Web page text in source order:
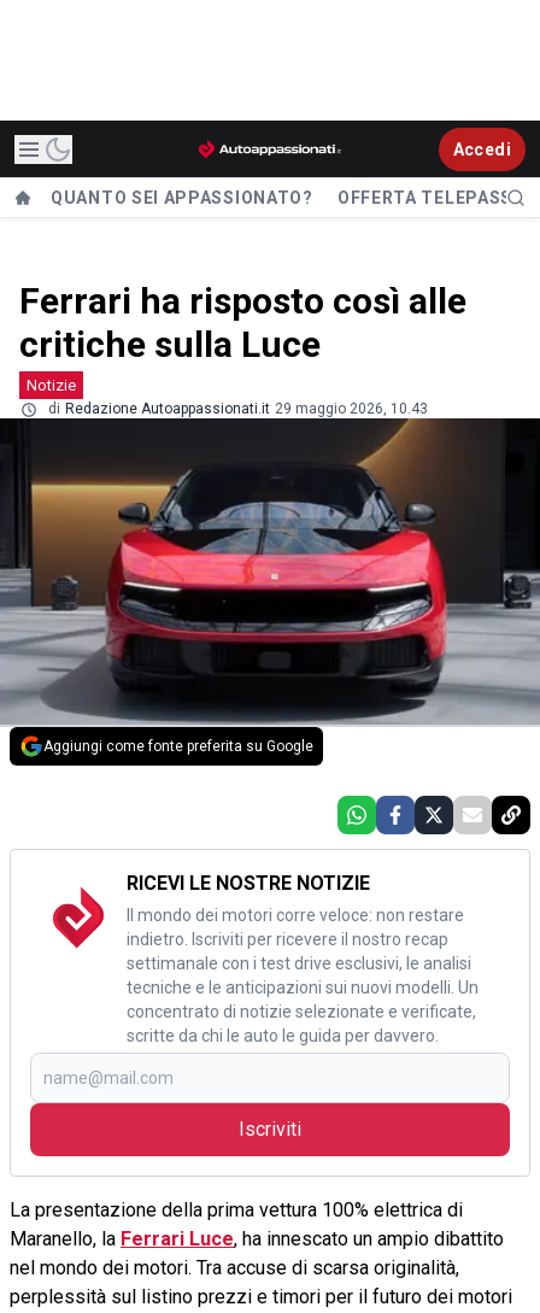
Accedi
QUANTO SEI APPASSIONATO? OFFERTA TELEPASS
Ferrari ha risposto così alle
critiche sulla Luce
Notizie
di Redazione Autoappassionati.it 29 maggio 2026, 10.43
Aggiungi come fonte preferita su Google
RICEVI LE NOSTRE NOTIZIE
Il mondo dei motori corre veloce: non restare
indietro. Iscriviti per ricevere il nostro recap
settimanale con i test drive esclusivi, le analisi
tecniche e le anticipazioni sui nuovi modelli. Un
concentrato di notizie selezionate e verificate,
scritte da chi le auto le guida per davvero.
Iscriviti
La presentazione della prima vettura 100% elettrica di
Maranello, la Ferrari Luce, ha innescato un ampio dibattito
nel mondo dei motori. Tra accuse di scarsa originalità,
perplessità sul listino prezzi e timori per il futuro dei motori